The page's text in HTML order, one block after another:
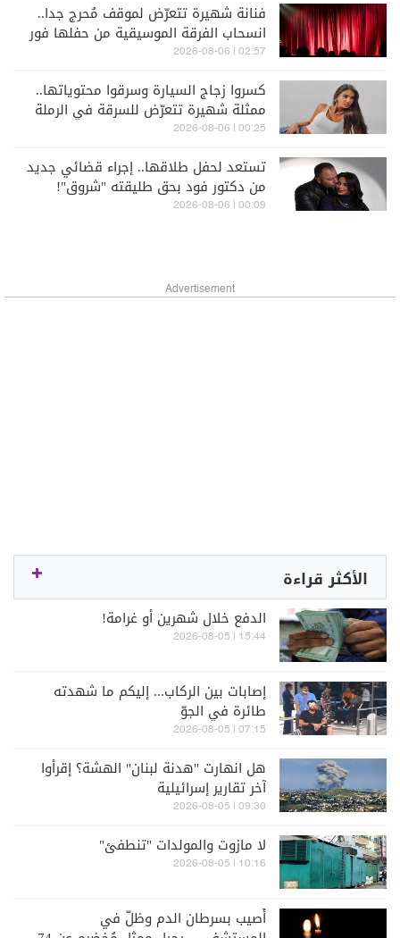
فنانة شهيرة تتعرّض لموقف مُحرج جدا..
انسحاب الفرقة الموسيقية من حفلها فور
دخولها المسرح! (فيديو)
02:57 | 2026-08-06
كسروا زجاج السيارة وسرقوا محتوياتها..
ممثلة شهيرة تتعرّض للسرقة في الرملة
البيضاء (فيديو)
00:25 | 2026-08-06
تستعد لحفل طلاقها.. إجراء قضائي جديد
من دكتور فود بحق طليقته "شروق"!
00:09 | 2026-08-06
Advertisement
الأكثر قراءة
الدفع خلال شهرين أو غرامة!
15:44 | 2026-08-05
إصابات بين الركاب... إليكم ما شهدته
طائرة في الجوّ
07:15 | 2026-08-05
هل انهارت "هدنة لبنان" الهشة؟ إقرأوا
آخر تقارير إسرائيلية
09:30 | 2026-08-05
لا مازوت والمولدات "تنطفئ"
10:16 | 2026-08-05
أُصيب بسرطان الدم وظلّ في